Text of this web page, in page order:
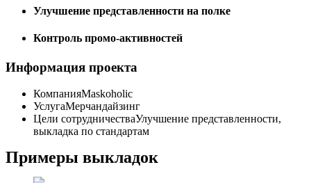
Улучшение представленности на полке
Контроль промо-активностей
Информация проекта
КомпанияMaskoholic
УслугаМерчандайзинг
Цели сотрудничестваУлучшение представленности,
выкладка по стандартам
Примеры выкладок